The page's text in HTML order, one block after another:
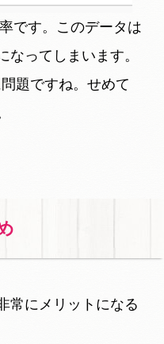
です。このデータは
なってしまいます。
題ですね。せめて
常にメリットになる